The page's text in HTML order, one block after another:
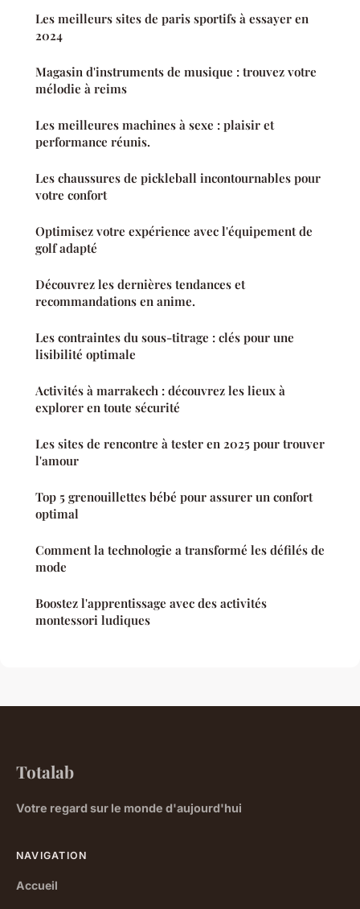
Les meilleurs sites de paris sportifs à essayer en
2024
Magasin d'instruments de musique : trouvez votre
mélodie à reims
Les meilleures machines à sexe : plaisir et
performance réunis.
Les chaussures de pickleball incontournables pour
votre confort
Optimisez votre expérience avec l'équipement de
golf adapté
Découvrez les dernières tendances et
recommandations en anime.
Les contraintes du sous-titrage : clés pour une
lisibilité optimale
Activités à marrakech : découvrez les lieux à
explorer en toute sécurité
Les sites de rencontre à tester en 2025 pour trouver
l'amour
Top 5 grenouillettes bébé pour assurer un confort
optimal
Comment la technologie a transformé les défilés de
mode
Boostez l'apprentissage avec des activités
montessori ludiques
Totalab
Votre regard sur le monde d'aujourd'hui
NAVIGATION
Accueil